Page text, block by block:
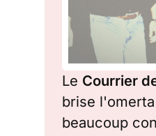
Le Courrier
brise
beaucoup